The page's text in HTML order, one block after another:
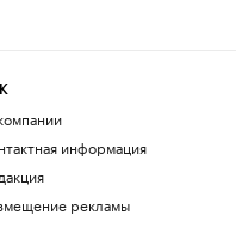
информация
рекламы